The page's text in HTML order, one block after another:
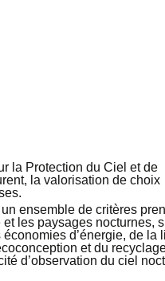
la Protection du Ciel et de
la valorisation de choix
ensemble de critères
les paysages nocturnes,
d’énergie, de la
et du
d’observation du ciel